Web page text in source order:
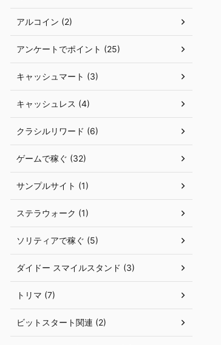
アルコイン (2)
アンケートでポイント (25)
キャッシュマート (3)
キャッシュレス (4)
クラシルリワード (6)
ゲームで稼ぐ (32)
サンプルサイト (1)
ステラウォーク (1)
ソリティアで稼ぐ (5)
ダイドー スマイルスタンド (3)
トリマ (7)
ビットスタート関連 (2)